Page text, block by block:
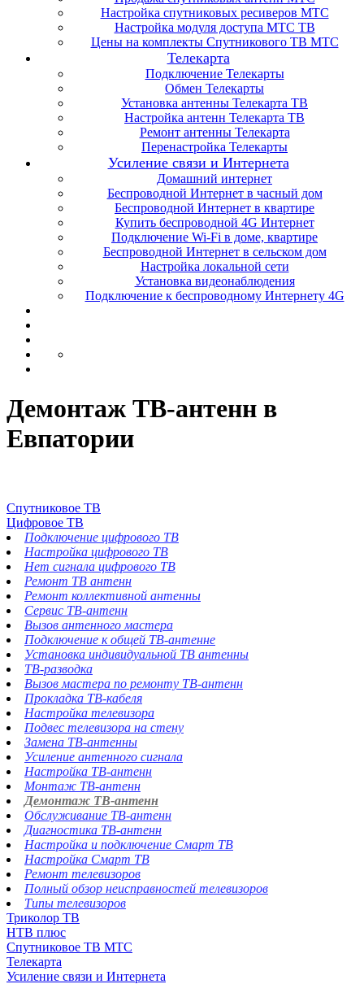
Настройка спутниковых ресиверов МТС
Настройка модуля доступа МТС ТВ
Цены на комплекты Спутникового ТВ МТС
Телекарта
Подключение Телекарты
Обмен Телекарты
Установка антенны Телекарта ТВ
Настройка антенн Телекарта ТВ
Ремонт антенны Телекарта
Перенастройка Телекарты
Усиление связи и Интернета
Домашний интернет
Беспроводной Интернет в часный дом
Беспроводной Интернет в квартире
Купить беспроводной 4G Интернет
Подключение Wi-Fi в доме, квартире
Беспроводной Интернет в сельском дом
Настройка локальной сети
Установка видеонаблюдения
Подключение к беспроводному Интернету 4G
Демонтаж ТВ-антенн в
Евпатории
Спутниковое ТВ
Цифровое ТВ
Подключение цифрового ТВ
Настройка цифрового ТВ
Нет сигнала цифрового ТВ
Ремонт ТВ антенн
Ремонт коллективной антенны
Сервис ТВ-антенн
Вызов антенного мастера
Подключение к общей ТВ-антенне
Установка индивидуальной ТВ антенны
ТВ-разводка
Вызов мастера по ремонту ТВ-антенн
Прокладка ТВ-кабеля
Настройка телевизора
Подвес телевизора на стену
Замена ТВ-антенны
Усиление антенного сигнала
Настройка ТВ-антенн
Монтаж ТВ-антенн
Демонтаж ТВ-антенн
Обслуживание ТВ-антенн
Диагностика ТВ-антенн
Настройка и подключение Смарт ТВ
Настройка Смарт ТВ
Ремонт телевизоров
Полный обзор неисправностей телевизоров
Типы телевизоров
Триколор ТВ
НТВ плюс
Спутниковое ТВ МТС
Телекарта
Усиление связи и Интернета